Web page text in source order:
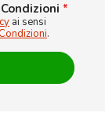
*
ai sensi
.